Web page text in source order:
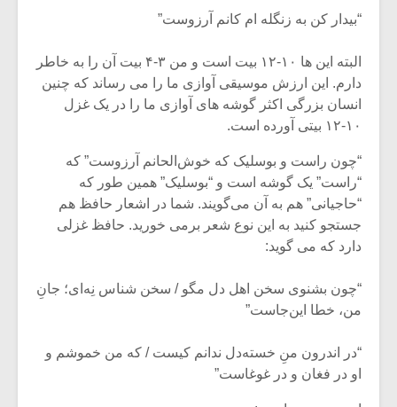
“بیدار کن به زنگله ام کانم آرزوست”
البته این ها ۱۰-۱۲ بیت است و من ۳-۴ بیت آن را به خاطر
دارم. این ارزش موسیقی آوازی ما را می رساند که چنین
انسان بزرگی اکثر گوشه های آوازی ما را در یک غزل
۱۰-۱۲ بیتی آورده است.
“چون راست و بوسلیک که خوش‌الحانم آرزوست” که
“راست” یک گوشه است و “بوسلیک” همین طور که
“حاجیانی” هم به آن می‌گویند. شما در اشعار حافظ هم
جستجو کنید به این نوع شعر بر‌می خورید. حافظ غزلی
دارد که می گوید:
“چون بشنوی سخن اهل دل مگو / سخن شناس نِه‌ای؛ جانِ
من، خطا این‌جاست”
“در اندرون منِ خسته‌دل ندانم کیست / که من خموشم و
او در فغان و در غوغاست”
شیش و نیم»
اگر نمی توانی
مشهورترین باشی،
بدنام ترین باش
سکانسی
موسیقی